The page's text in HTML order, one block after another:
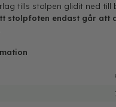
tills stolpen glidit ned till
stolpfoten endast går att